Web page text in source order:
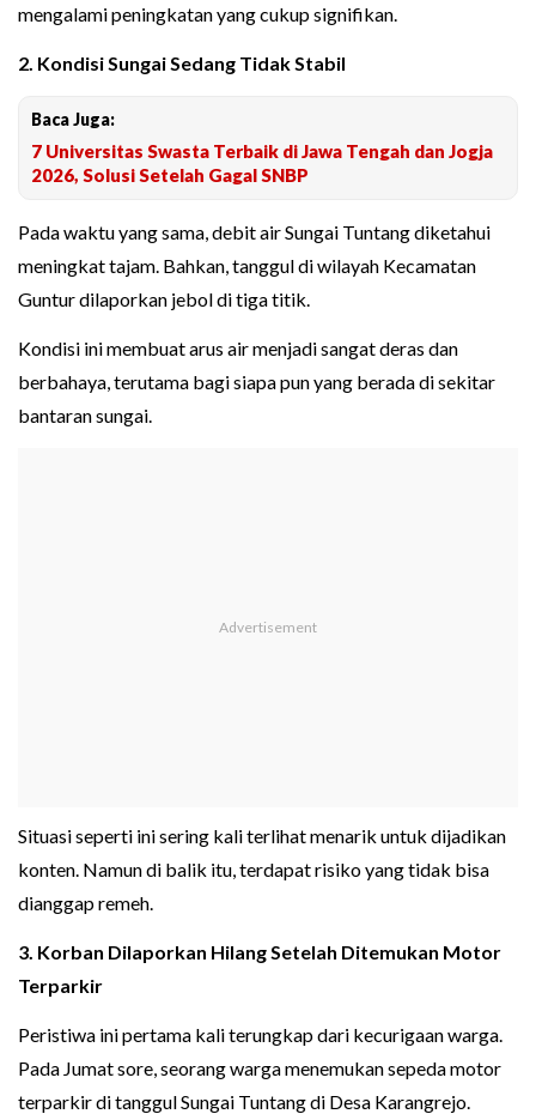
mengalami peningkatan yang cukup signifikan.
2. Kondisi Sungai Sedang Tidak Stabil
Baca Juga:
7 Universitas Swasta Terbaik di Jawa Tengah dan Jogja
2026, Solusi Setelah Gagal SNBP
Pada waktu yang sama, debit air Sungai Tuntang diketahui
meningkat tajam. Bahkan, tanggul di wilayah Kecamatan
Guntur dilaporkan jebol di tiga titik.
Kondisi ini membuat arus air menjadi sangat deras dan
berbahaya, terutama bagi siapa pun yang berada di sekitar
bantaran sungai.
Situasi seperti ini sering kali terlihat menarik untuk dijadikan
konten. Namun di balik itu, terdapat risiko yang tidak bisa
dianggap remeh.
3. Korban Dilaporkan Hilang Setelah Ditemukan Motor
Terparkir
Peristiwa ini pertama kali terungkap dari kecurigaan warga.
Pada Jumat sore, seorang warga menemukan sepeda motor
terparkir di tanggul Sungai Tuntang di Desa Karangrejo.